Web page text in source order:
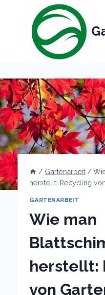
/ Gartenarbeit /
herstellt: Recycling
GARTENARBEIT
Wie man
herstellt:
von